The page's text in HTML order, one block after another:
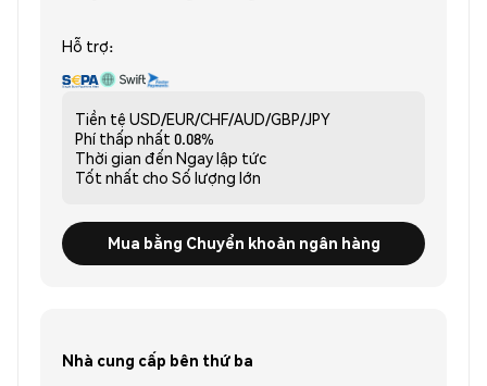
Hỗ trợ:
Tiền tệ USD/EUR/CHF/AUD/GBP/JPY
Phí thấp nhất 0.08%
Thời gian đến Ngay lập tức
Tốt nhất cho Số lượng lớn
Mua bằng Chuyển khoản ngân hàng
Nhà cung cấp bên thứ ba